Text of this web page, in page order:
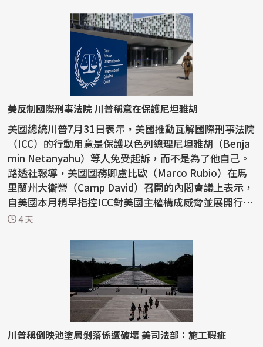
美反制國際刑事法院 川普稱意在保護尼坦雅胡
美國總統川普7月31日表示，美國推動瓦解國際刑事法院
（ICC）的行動用意是保護以色列總理尼坦雅胡（Benja
min Netanyahu）等人免受起訴，而不是為了他自己。
路透社報導，美國國務卿盧比歐（Marco Rubio）在馬
里蘭州大衛營（Camp David）召開的內閣會議上表示，
自美國本月稍早指控ICC對美國主權構成威脅並展開行動
以...4 天
川普稱倒映池塗層剝落係遭破壞 美司法部：施工瑕疵